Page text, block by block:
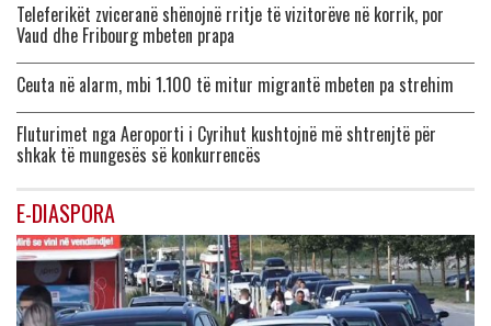
Teleferikët zviceranë shënojnë rritje të vizitorëve në korrik, por
Vaud dhe Fribourg mbeten prapa
Ceuta në alarm, mbi 1.100 të mitur migrantë mbeten pa strehim
Fluturimet nga Aeroporti i Cyrihut kushtojnë më shtrenjtë për
shkak të mungesës së konkurrencës
E-DIASPORA